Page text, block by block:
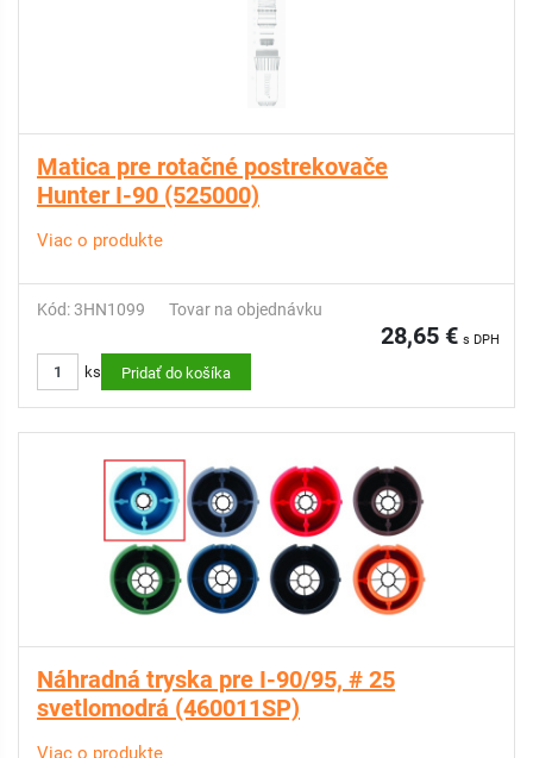
Matica pre rotačné postrekovače
Hunter I-90 (525000)
Viac o produkte
Kód: 3HN1099 Tovar na objednávku
28,65 € s DPH
ks Pridať do košíka
Náhradná tryska pre I-90/95, # 25
svetlomodrá (460011SP)
Viac o produkte